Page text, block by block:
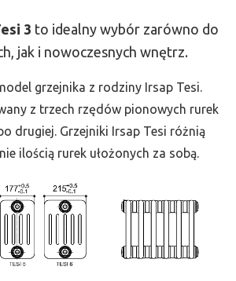
-
225,
3 to idealny wybór zarówno do
jak i nowoczesnych wnętrz.
grzejnika z rodziny Irsap Tesi.
z trzech rzędów pionowych rurek
drugiej. Grzejniki Irsap Tesi różnią
ilością rurek ułożonych za sobą.